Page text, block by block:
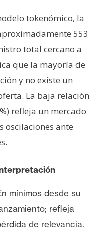
tokenómico, la
553
total cercano a
que la mayoría de
y no existe un
La baja relación
refleja un mercado
oscilaciones ante
mínimos desde su
refleja
de relevancia.